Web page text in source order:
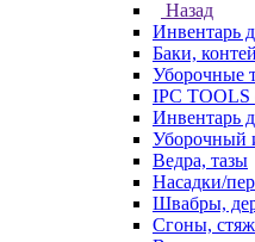
Назад
Инвентарь
Баки,
Уборочные
IPC TOOLS
Инвентарь
Уборочный
Ведра, тазы
Насадки/
Швабры,
Сгоны,